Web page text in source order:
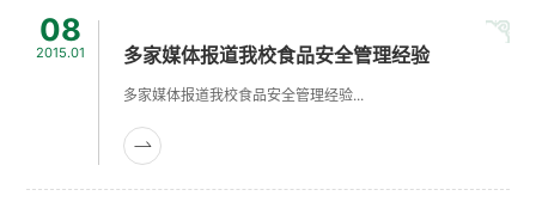
08
2015.01 多家媒体报道我校食品安全管理经验
多家媒体报道我校食品安全管理经验...